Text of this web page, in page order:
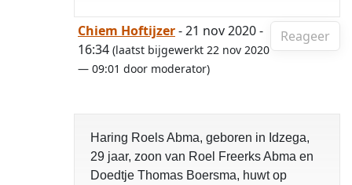
Reageer
Chiem Hoftijzer- 21 nov 2020 -
16:34 (laatst bijgewerkt 22 nov 2020
— 09:01 door moderator)
Haring Roels Abma, geboren in Idzega,
29 jaar, zoon van Roel Freerks Abma en
Doedtje Thomas Boersma, huwt op